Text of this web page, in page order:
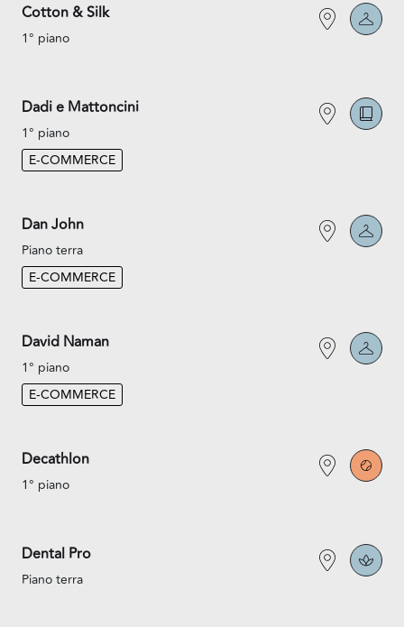
Cotton & Silk
1° piano
Dadi e Mattoncini
1° piano
E-COMMERCE
Dan John
Piano terra
E-COMMERCE
David Naman
1° piano
E-COMMERCE
Decathlon
1° piano
Dental Pro
Piano terra